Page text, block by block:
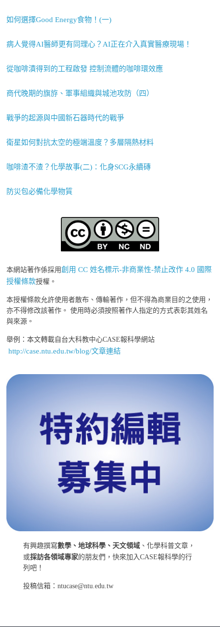
如何選擇Good Energy食物！(一)
病人覺得AI醫師更有同理心？AI正在介入真實醫療現場！
從咖啡漬得到的工程啟發 控制流體的咖啡環效應
商代晚期的旗斿、軍事組織與城池攻防（四）
戰爭的起源與中國新石器時代的戰爭
衛星如何對抗太空的極端溫度？多層隔熱材料
咖啡渣不渣？化學故事(二)：化身SCG永續磚
防災包必備化學物質
本網站著作係採用創用 CC 姓名標示-非商業性-禁止改作 4.0 國際
授權條款授權。
本授權條款允許使用者散布、傳輸著作，但不得為商業目的之使用，
亦不得修改該著作。 使用時必須按照著作人指定的方式表彰其姓名
與來源。
舉例：本文轉載自台大科教中心CASE報科學網站
http://case.ntu.edu.tw/blog/文章連結
有興趣撰寫數學、地球科學、天文領域 、化學科普文章，
或採訪各領域專家的朋友們，快來加入CASE報科學的行
列吧！
投稿信箱：ntucase@ntu.edu.tw